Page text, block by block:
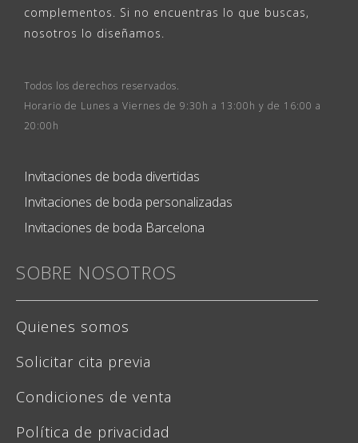
complementos. Si no encuentras lo que buscas,
nosotros lo diseñamos.
Todos los derechos reservados.
Horario de Lunes a Viernes de 9:30h a 13:00h y de 16:00 a
20:00h
Invitaciones de boda divertidas
Invitaciones de boda personalizadas
Invitaciones de boda Barcelona
SOBRE NOSOTROS
Quienes somos
Solicitar cita previa
Condiciones de venta
Política de privacidad